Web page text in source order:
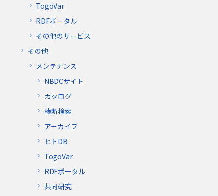
TogoVar
RDFポータル
その他のサービス
その他
メンテナンス
NBDCサイト
カタログ
横断検索
アーカイブ
ヒトDB
TogoVar
RDFポータル
共同研究